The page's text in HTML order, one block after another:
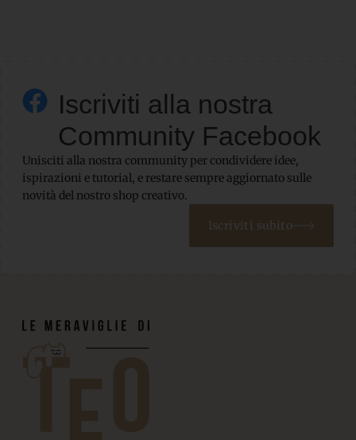
Iscriviti alla nostra
Community Facebook
Unisciti alla nostra community per condividere idee,
ispirazioni e tutorial, e restare sempre aggiornato sulle
novità del nostro shop creativo.
Iscriviti subito